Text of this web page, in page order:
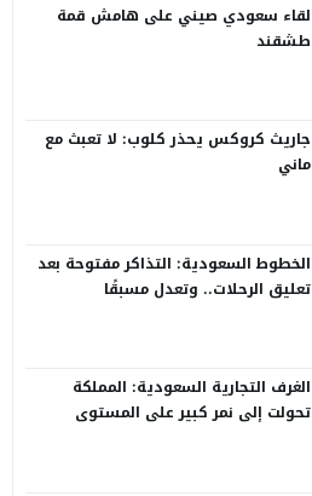
لقاء سعودي صيني على هامش قمة
طشقند
جاريث كروكس يحذر كلوب: لا تعبث مع
ماني
الخطوط السعودية: التذاكر مفتوحة بعد
تعليق الرحلات.. وتعدل مسبقًا
الغرف التجارية السعودية: المملكة
تحولت إلى نمر كبير على المستوى